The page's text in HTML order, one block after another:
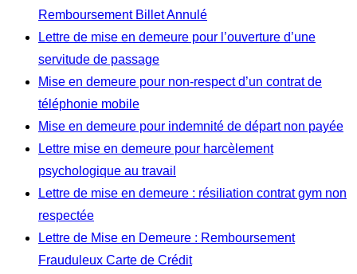
Remboursement Billet Annulé
Lettre de mise en demeure pour l’ouverture d’une
servitude de passage
Mise en demeure pour non-respect d’un contrat de
téléphonie mobile
Mise en demeure pour indemnité de départ non payée
Lettre mise en demeure pour harcèlement
psychologique au travail
Lettre de mise en demeure : résiliation contrat gym non
respectée
Lettre de Mise en Demeure : Remboursement
Frauduleux Carte de Crédit